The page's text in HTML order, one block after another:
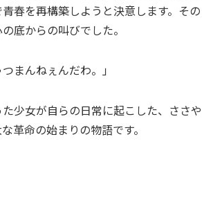
春を再構築しようと決意します。その
底からの叫びでした。
まんねぇんだわ。」
少女が自らの日常に起こした、ささや
革命の始まりの物語です。